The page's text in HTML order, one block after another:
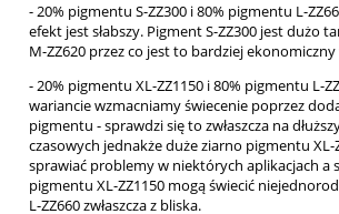
- 20% pigmentu S-ZZ300 i 80% pigmentu L-
efekt jest słabszy. Pigment S-ZZ300 jest dużo
M-ZZ620 przez co jest to bardziej
- 20% pigmentu XL-ZZ1150 i 80% pigmentu L-
wariancie wzmacniamy świecenie poprzez
pigmentu - sprawdzi się to zwłaszcza na
czasowych jednakże duże ziarno pigmentu XL-
sprawiać problemy w niektórych aplikacjach a
pigmentu XL-ZZ1150 mogą świecić
L-ZZ660 zwłaszcza z bliska.